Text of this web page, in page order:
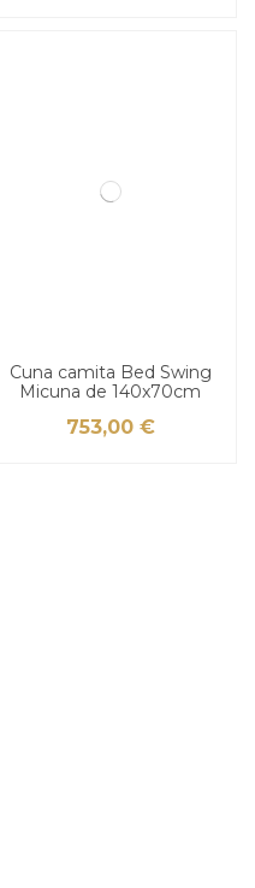
Cuna camita Bed Swing
Micuna de 140x70cm
753,00 €